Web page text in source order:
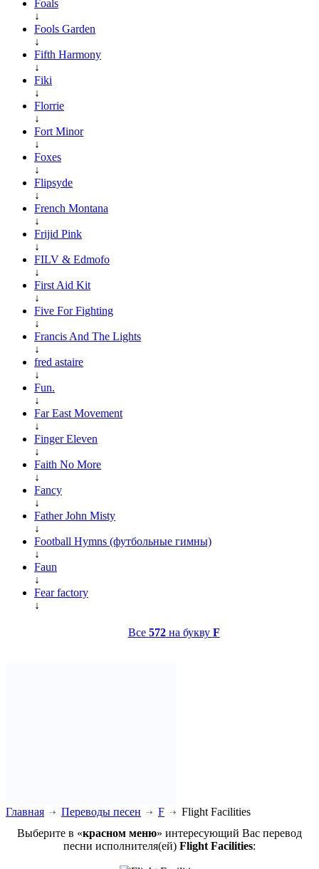
Foals
↓
Fools Garden
↓
Fifth Harmony
↓
Fiki
↓
Florrie
↓
Fort Minor
↓
Foxes
↓
Flipsyde
↓
French Montana
↓
Frijid Pink
↓
FILV & Edmofo
↓
First Aid Kit
↓
Five For Fighting
↓
Francis And The Lights
↓
fred astaire
↓
Fun.
↓
Far East Movement
↓
Finger Eleven
↓
Faith No More
↓
Fancy
↓
Father John Misty
↓
Football Hymns (футбольные гимны)
↓
Faun
↓
Fear factory
↓
Все 572на букву F
Главная Переводы песен F
Flight Facilities
Выберите в «красном меню» интересующий Вас перевод
песни исполнителя(ей) Flight Facilities: